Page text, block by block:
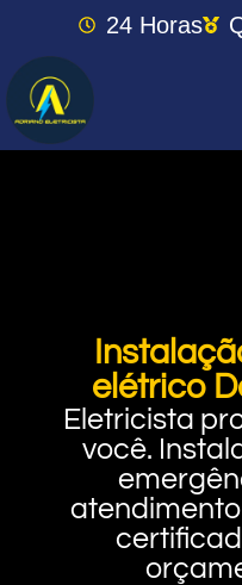
24 Horas
elétrico
Eletricista
você.